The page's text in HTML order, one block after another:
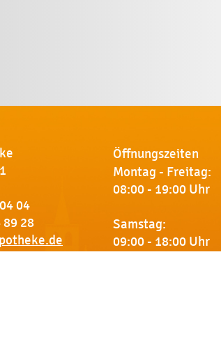
04
89 28
Öffnungszeiten
Montag - Freitag:
08:00 - 19:00 Uhr
Samstag:
09:00 - 18:00 Uhr